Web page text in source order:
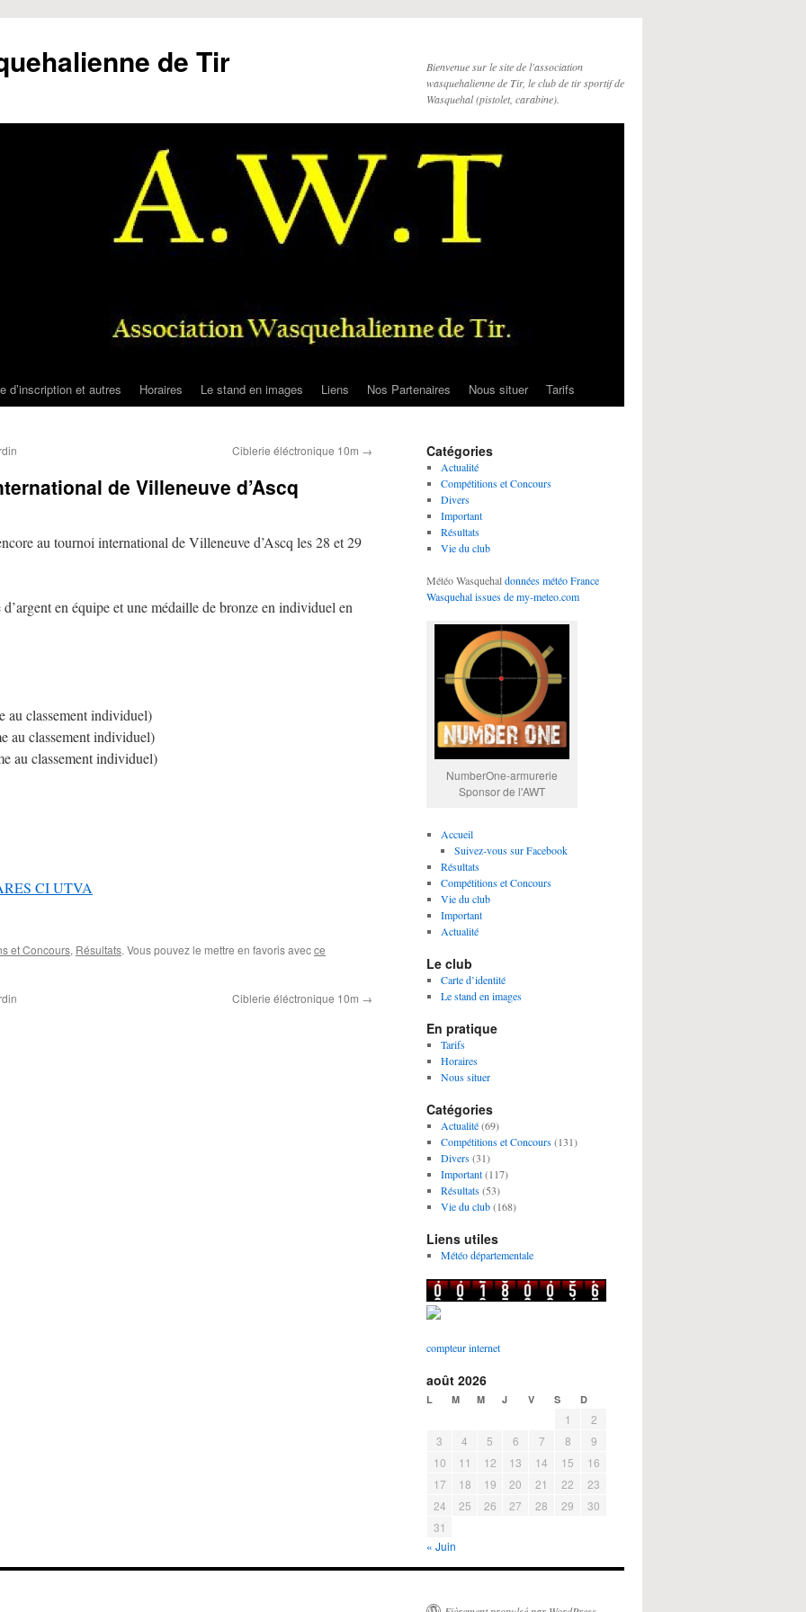
de Tir
Bienvenue sur le site de l'association
wasquehalienne de Tir, le club de tir sportif de
Wasquehal (pistolet, carabine).
d’inscription et autres Horaires Le stand en images Liens Nos Partenaires Nous situer Tarifs
Ciblerie éléctronique 10m →
de Villeneuve d’Ascq
au tournoi international de Villeneuve d’Ascq les 28 et 29
en équipe et une médaille de bronze en individuel en
classement individuel)
au classement individuel)
classement individuel)
CI UTVA
et Concours, Résultats. Vous pouvez le mettre en favoris avecce
Ciblerie éléctronique 10m →
Catégories
Actualité
Compétitions et Concours
Divers
Important
Résultats
Vie du club
Météo Wasquehaldonnées météo France
Wasquehal issues de my-meteo.com
NumberOne-armurerie
Sponsor de l'AWT
Accueil
Suivez-vous sur Facebook
Résultats
Compétitions et Concours
Vie du club
Important
Actualité
Le club
Carte d’identité
Le stand en images
En pratique
Tarifs
Horaires
Nous situer
Catégories
Actualité(69)
Compétitions et Concours(131)
Divers(31)
Important(117)
Résultats(53)
Vie du club(168)
Liens utiles
Météo départementale
compteur internet
août 2026
L M M J V S D
1
2
3
4 5 6 7 8
9
10
11 12 13 14 15
16
17
18 19 20 21 22
23
24
25 26 27 28 29
30
31
« Juin